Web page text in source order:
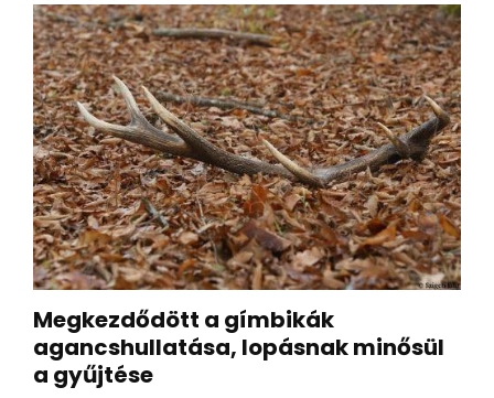
Megkezdődött a gímbikák
agancshullatása, lopásnak minősül
a gyűjtése